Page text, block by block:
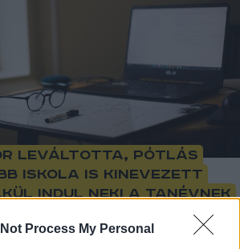
Process My Personal
leváltotta, pótlás
iskola is kinevezett
indul neki a tanévnek